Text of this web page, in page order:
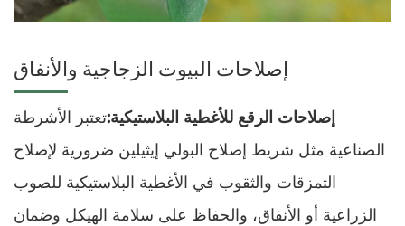
إصلاحات البيوت الزجاجية والأنفاق
إصلاحات الرقع للأغطية البلاستيكية:تعتبر الأشرطة
الصناعية مثل شريط إصلاح البولي إيثيلين ضرورية لإصلاح
التمزقات والثقوب في الأغطية البلاستيكية للصوب
الزراعية أو الأنفاق، والحفاظ على سلامة الهيكل وضمان